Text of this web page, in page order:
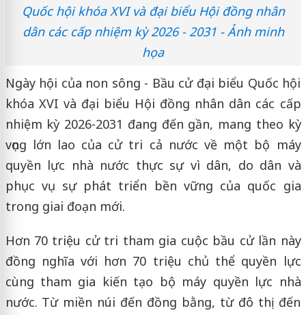
Quốc hội khóa XVI và đại biểu Hội đồng nhân
dân các cấp nhiệm kỳ 2026 - 2031 - Ảnh minh
họa
Ngày hội của non sông - Bầu cử đại biểu Quốc hội
khóa XVI và đại biểu Hội đồng nhân dân các cấp
nhiệm kỳ 2026-2031 đang đến gần, mang theo kỳ
vọng lớn lao của cử tri cả nước về một bộ máy
quyền lực nhà nước thực sự vì dân, do dân và
phục vụ sự phát triển bền vững của quốc gia
trong giai đoạn mới.
Hơn 70 triệu cử tri tham gia cuộc bầu cử lần này
đồng nghĩa với hơn 70 triệu chủ thể quyền lực
cùng tham gia kiến tạo bộ máy quyền lực nhà
nước. Từ miền núi đến đồng bằng, từ đô thị đến